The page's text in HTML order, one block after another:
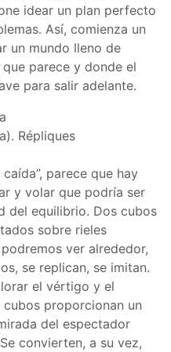
idear un plan perfecto
Así, comienza un
un mundo lleno de
parece y donde el
para salir adelante.
Répliques
parece que hay
y volar que podría ser
del equilibrio. Dos cubos
sobre rieles
ver alrededor,
se replican, se imitan.
el vértigo y el
proporcionan un
del espectador
convierten, a su vez,